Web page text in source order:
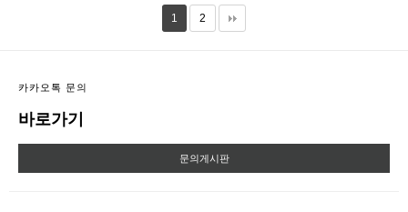
1 2
카카오톡 문의
바로가기
문의게시판